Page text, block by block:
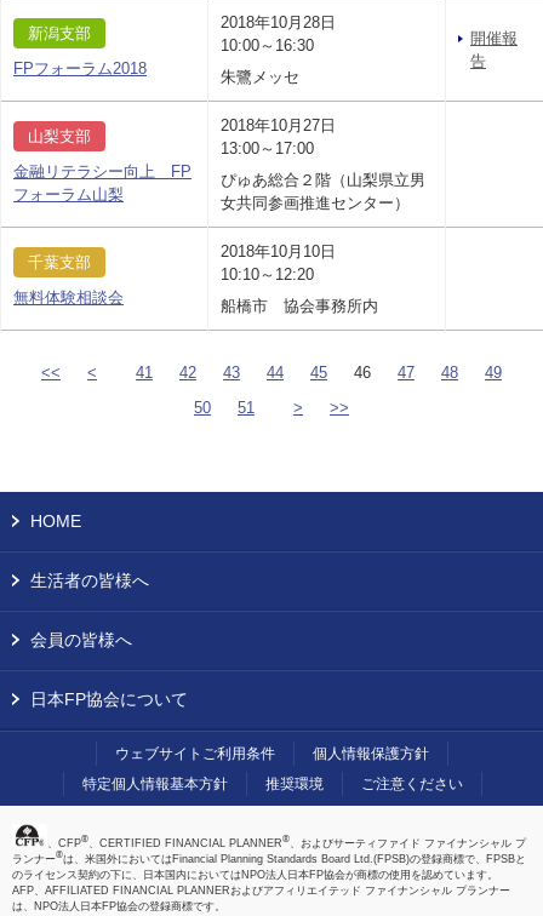
新潟支部
FPフォーラム2018
2018年10月28日
10:00～16:30
朱鷺メッセ
開催報
告
山梨支部
金融リテラシー向上 FP
フォーラム山梨
2018年10月27日
13:00～17:00
ぴゅあ総合２階（山梨県立男
女共同参画推進センター）
千葉支部
無料体験相談会
2018年10月10日
10:10～12:20
船橋市 協会事務所内
<< < 41 42 43 44 45 46 47 48
49
50
51 > >>
HOME
生活者の皆様へ
会員の皆様へ
日本FP協会について
ウェブサイトご利用条件
個人情報保護方針
特定個人情報基本方針
推奨環境 ご注意ください
、CFP®、CERTIFIED FINANCIAL PLANNER®、およびサーティファイド ファイナンシャル プ
ランナー®は、米国外においてはFinancial Planning Standards Board Ltd.(FPSB)の登録商標で、FPSBと
のライセンス契約の下に、日本国内においてはNPO法人日本FP協会が商標の使用を認めています。
AFP、AFFILIATED FINANCIAL PLANNERおよびアフィリエイテッド ファイナンシャル プランナー
は、NPO法人日本FP協会の登録商標です。